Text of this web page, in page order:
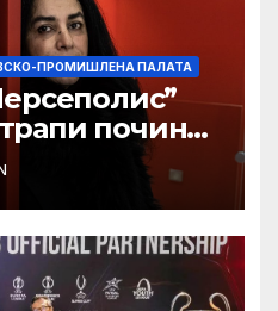
ПРОМИШЛЕНА ПАЛАТА
почина
години